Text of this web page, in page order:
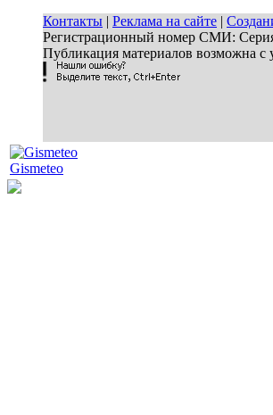
Контакты | Реклама на сайте |
Регистрационный номер СМИ:
Публикация материалов возможна с
Gismeteo